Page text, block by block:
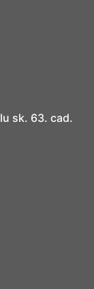
sk. 63. cad.